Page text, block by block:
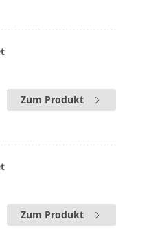
Zum Produkt
Zum Produkt